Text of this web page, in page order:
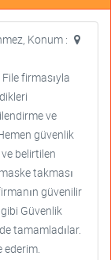
Konum :
firmasıyla
ve
güvenlik
belirtilen
takması
güvenilir
Güvenlik
tamamladılar.
ederim.